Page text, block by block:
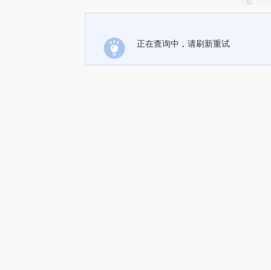
正在查询中，请刷新重试